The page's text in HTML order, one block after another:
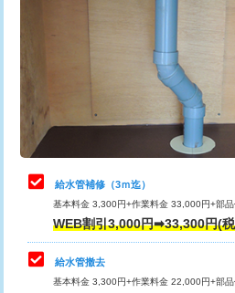
管・ポリ管・HT管使用/3ｍ超え)
排水管工事（土の掘削・埋め戻し作
排水管工事（排水管工事/3ｍまで）
排水管工事（追加 排水管工事/3ｍ超
マス交換（土の掘削・埋め戻し作業）
マス交換（深さ50㎝未満）
マス交換（深さ50㎝以上）
止水・漏水調査・防水処理・清掃・修
理・調整・分解・加工など（軽作業）
止水・漏水調査・防水処理・清掃・修
理・調整・分解・加工など（中作業）
止水・漏水調査・防水処理・清掃・
理・調整・分解・加工など（重作業
その他部品の脱着
給水管補修（3ｍ迄）
基本料金 3,300円+作業料金 33,000円+部
WEB割引3,000円➡33,300円(
給水管撤去
基本料金 3,300円+作業料金 22,000円+部